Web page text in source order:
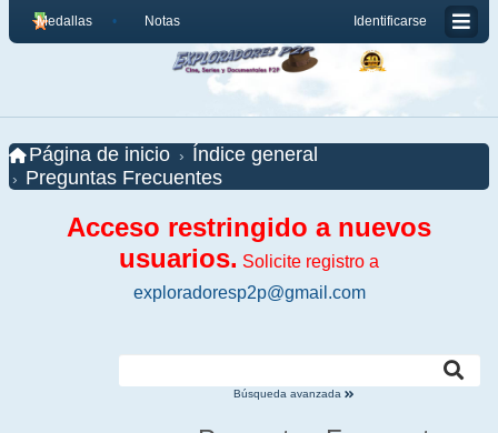
Identificarse
Medallas Notas
Página de inicio
Índice general
Preguntas Frecuentes
Acceso restringido a nuevos
usuarios. Solicite registro a
exploradoresp2p@gmail.com
Búsqueda avanzada